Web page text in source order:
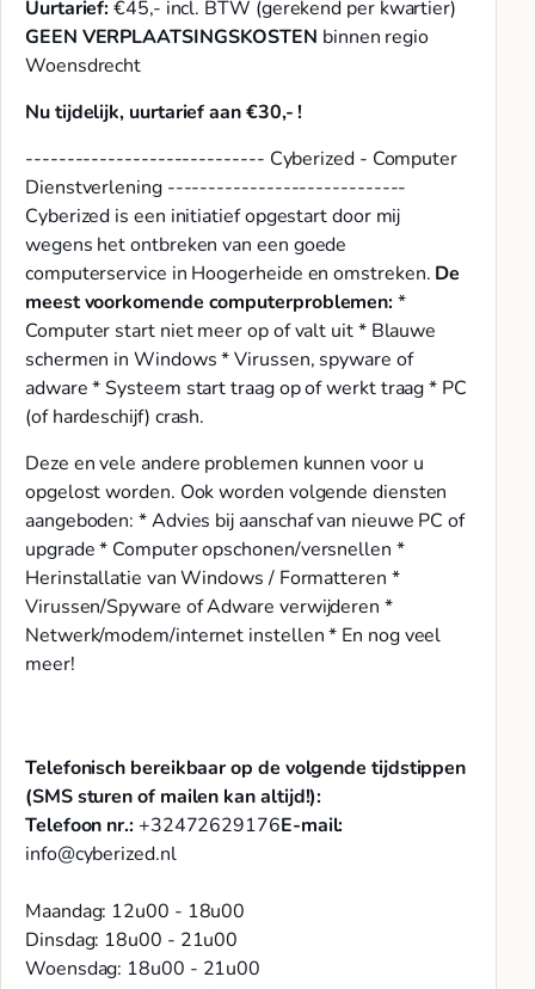
Uurtarief:€45,- incl. BTW (gerekend per kwartier)
GEEN VERPLAATSINGSKOSTEN binnen regio
Woensdrecht
Nu tijdelijk, uurtarief aan €30,- !
----------------------------- Cyberized - Computer
Dienstverlening -----------------------------
Cyberized is een initiatief opgestart door mij
wegens het ontbreken van een goede
computerservice in Hoogerheide en omstreken. De
meest voorkomende computerproblemen:*
Computer start niet meer op of valt uit * Blauwe
schermen in Windows * Virussen, spyware of
adware * Systeem start traag op of werkt traag * PC
(of hardeschijf) crash.
Deze en vele andere problemen kunnen voor u
opgelost worden. Ook worden volgende diensten
aangeboden: * Advies bij aanschaf van nieuwe PC of
upgrade * Computer opschonen/versnellen *
Herinstallatie van Windows / Formatteren *
Virussen/Spyware of Adware verwijderen *
Netwerk/modem/internet instellen * En nog veel
meer!
Telefonisch bereikbaar op de volgende tijdstippen
(SMS sturen of mailen kan altijd!):
Telefoon nr.:+32472629176E-mail:
info@cyberized.nl
Maandag: 12u00 - 18u00
Dinsdag: 18u00 - 21u00
Woensdag: 18u00 - 21u00